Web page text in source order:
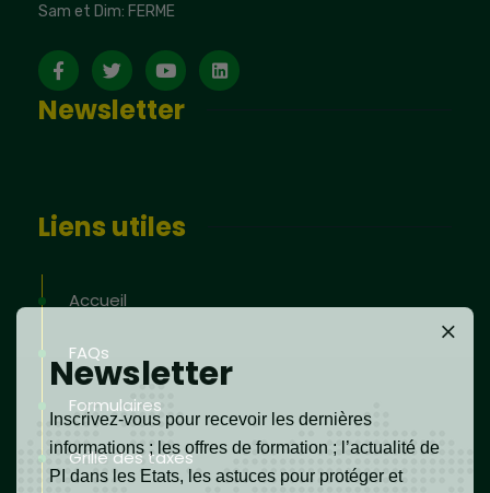
Sam et Dim: FERME
Newsletter
Liens utiles
Accueil
FAQs
Formulaires
Grille des taxes
Newsletter
Inscrivez-vous pour recevoir les dernières
informations ; les offres de formation ; l’actualité de
PI dans les Etats, les astuces pour protéger et